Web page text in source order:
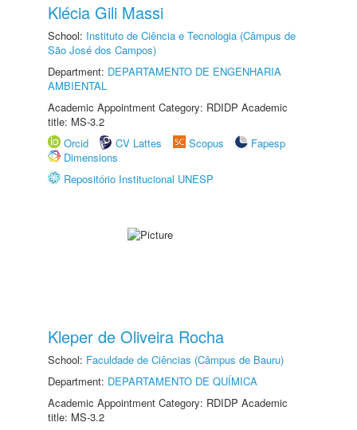
Klécia Gili Massi
School: Instituto de Ciência e Tecnologia (Câmpus de
São José dos Campos)
Department: DEPARTAMENTO DE ENGENHARIA
AMBIENTAL
Academic Appointment Category: RDIDP Academic
title: MS-3.2
Orcid
CV Lattes Scopus
Fapesp
Dimensions
Repositório Institucional UNESP
Kleper de Oliveira Rocha
School: Faculdade de Ciências (Câmpus de Bauru)
Department: DEPARTAMENTO DE QUÍMICA
Academic Appointment Category: RDIDP Academic
title: MS-3.2